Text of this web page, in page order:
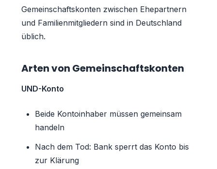
Gemeinschaftskonten zwischen Ehepartnern
und Familienmitgliedern sind in Deutschland
üblich.
Arten von Gemeinschaftskonten
UND-Konto
Beide Kontoinhaber müssen gemeinsam
handeln
Nach dem Tod: Bank sperrt das Konto bis
zur Klärung